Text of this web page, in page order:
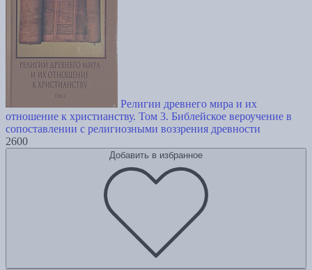
Религии древнего мира и их
отношение к христианству. Том 3. Библейское вероучение в
сопоставлении с религиозными воззрения древности
2600
Добавить в избранное